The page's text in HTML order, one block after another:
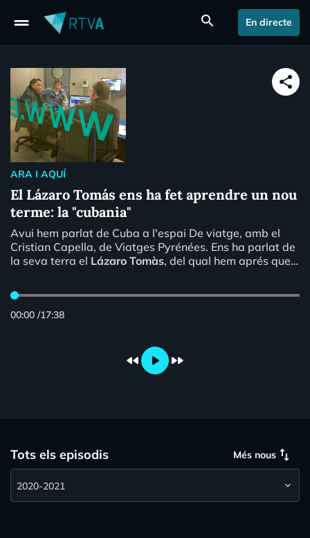
drag_handle search En directe
share
ARA I AQUÍ
El Lázaro Tomás ens ha fet aprendre un nou
terme: la "cubania"
Avui hem parlat de Cuba a l'espai De viatge, amb el
Cristian Capella, de Viatges Pyrénées. Ens ha parlat de
la seva terra el Lázaro Tomàs, del qual hem aprés que
00:00 /17:38
fast_rewind play_arrow fast_forward
Tots els episodis Més nous swap_vert